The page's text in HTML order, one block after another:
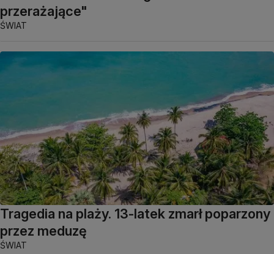
przerażające"
ŚWIAT
Tragedia na plaży. 13-latek zmarł poparzony
przez meduzę
ŚWIAT